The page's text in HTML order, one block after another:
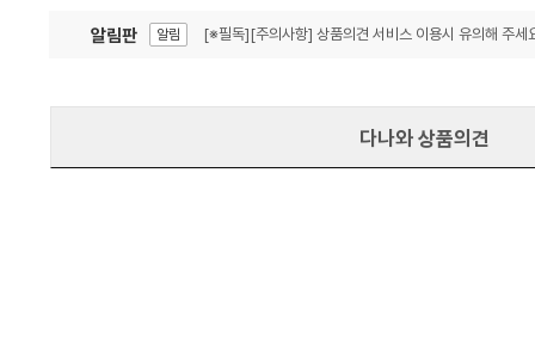
알림판 알림 [※필독][주의사항] 상품의견 서비스 이용시 유의해 주세
다나와 상품의견